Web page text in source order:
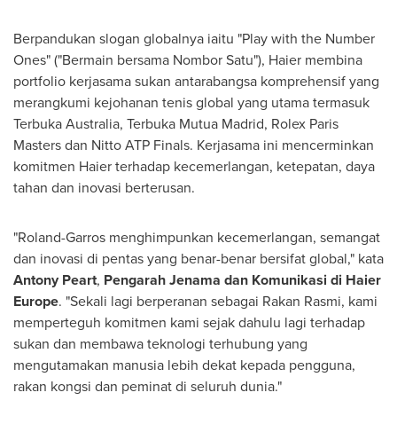
Berpandukan slogan globalnya iaitu "Play with the Number
Ones" ("Bermain bersama Nombor Satu"), Haier membina
portfolio kerjasama sukan antarabangsa komprehensif yang
merangkumi kejohanan tenis global yang utama termasuk
Terbuka Australia, Terbuka Mutua Madrid, Rolex Paris
Masters dan Nitto ATP Finals. Kerjasama ini mencerminkan
komitmen Haier terhadap kecemerlangan, ketepatan, daya
tahan dan inovasi berterusan.
"Roland-Garros menghimpunkan kecemerlangan, semangat
dan inovasi di pentas yang benar-benar bersifat global," kata
Antony Peart, Pengarah Jenama dan Komunikasi di Haier
Europe. "Sekali lagi berperanan sebagai Rakan Rasmi, kami
memperteguh komitmen kami sejak dahulu lagi terhadap
sukan dan membawa teknologi terhubung yang
mengutamakan manusia lebih dekat kepada pengguna,
rakan kongsi dan peminat di seluruh dunia."